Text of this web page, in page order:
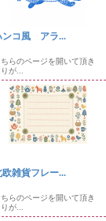
ンコ風 アラ...
ちらのページを開いて頂き
が...
欧雑貨フレー...
ちらのページを開いて頂き
が...